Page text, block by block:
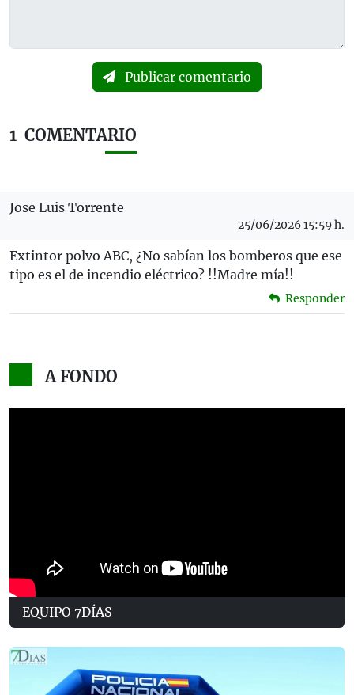
Publicar comentario
1 COMENTARIO
Jose Luis Torrente
25/06/2026 15:59 h.
Extintor polvo ABC, ¿No sabían los bomberos que ese
tipo es el de incendio eléctrico? !!Madre mía!!
Responder
A FONDO
EQUIPO 7DÍAS